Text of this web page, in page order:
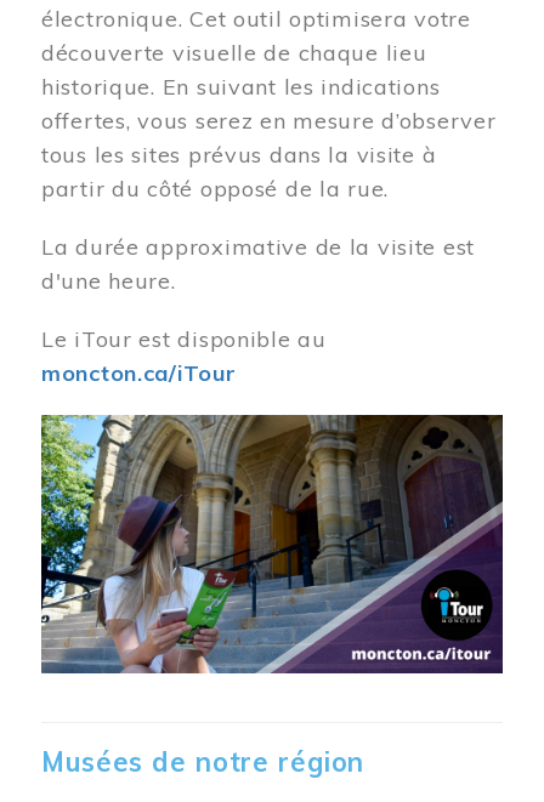
électronique. Cet outil optimisera votre
découverte visuelle de chaque lieu
historique. En suivant les indications
offertes, vous serez en mesure d’observer
tous les sites prévus dans la visite à
partir du côté opposé de la rue.
La durée approximative de la visite est
d'une heure.
Le iTour est disponible au
moncton.ca/iTour
Musées de notre région